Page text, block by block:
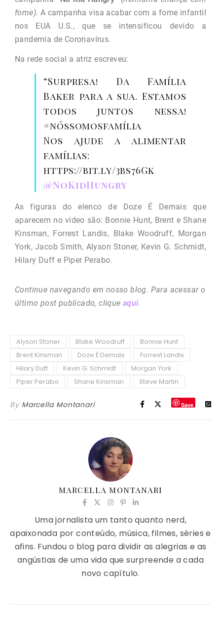
fome). A campanha visa acabar com a fome infantil
nos EUA U.S., que se intensificou devido a
pandemia de Coronavírus.
Na rede social a atriz escreveu:
“Surpresa! Da Família
Baker para a sua. Estamos
todos juntos nessa!
#nóssomosfamília
Nos ajude a alimentar
famílias:
https://bit.ly/3bs76Gk
@NoKidHungry
As figuras do elenco de Doze É Demais que
aparecem no vídeo são: Bonnie Hunt, Brent e Shane
Kinsman, Forrest Landis, Blake Woodruff, Morgan
York, Jacob Smith, Alyson Stoner, Kevin G. Schmidt,
Hilary Duff e Piper Perabo.
Continue navegando em nosso blog. Para acessar o
último post publicado, clique aqui.
Alyson Stoner Blake Woodruff
Bonnie Hunt
Brent Kinsman
Doze É Demais
Forrest Landis
Hilary Duff
Kevin G. Schmidt
Morgan York
Piper Perabo
Shane Kinsman Steve Martin
By Marcella Montanari Save
MARCELLA MONTANARI
Uma jornalista um tanto quanto nerd,
apaixonada por conteúdo, música, filmes, séries e
afins. Fundou o blog para dividir as alegrias e as
angústias de uma vida que surpreende a cada
novo capítulo.